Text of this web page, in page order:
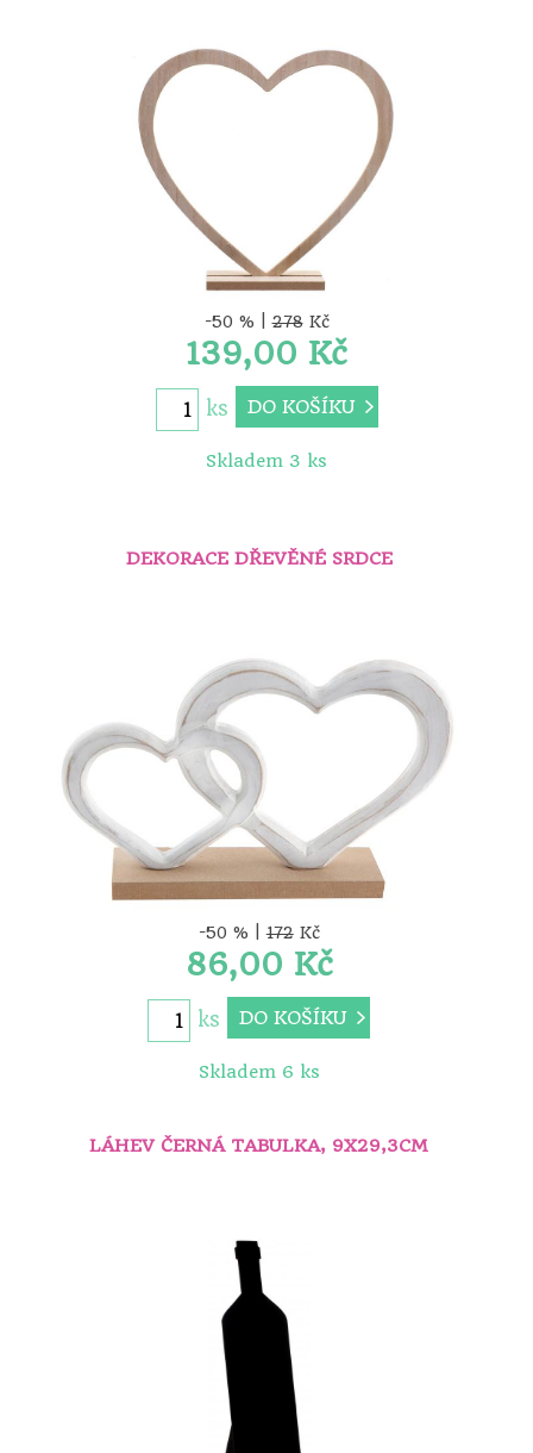
-50 % |278Kč
139,00 Kč
ks DO KOŠÍKU
Skladem 3 ks
DEKORACE DŘEVĚNÉ SRDCE
-50 % |172Kč
86,00 Kč
ks DO KOŠÍKU
Skladem 6 ks
LÁHEV ČERNÁ TABULKA, 9X29,3CM